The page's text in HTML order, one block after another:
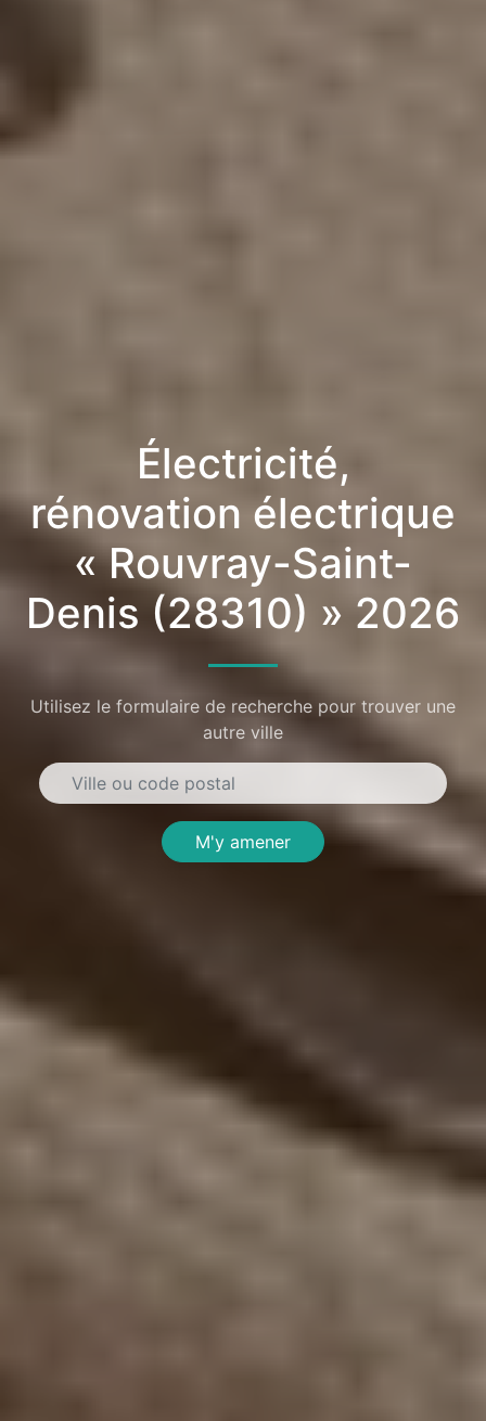
Électricité,
rénovation électrique
« Rouvray-Saint-
Denis (28310) » 2026
Utilisez le formulaire de recherche pour trouver une
autre ville
M'y amener